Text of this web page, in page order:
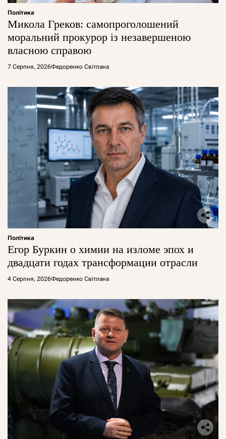
Політика
Микола Греков: самопроголошений
моральний прокурор із незавершеною
власною справою
7 Серпня, 2026Федоренко Світлана
Політика
Егор Буркин о химии на изломе эпох и
двадцати годах трансформации отрасли
4 Серпня, 2026Федоренко Світлана